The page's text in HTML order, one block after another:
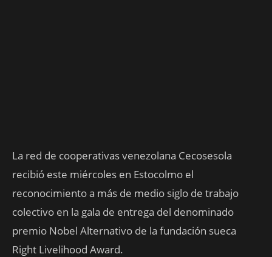
La red de cooperativas venezolana Cecosesola
recibió este miércoles en Estocolmo el
reconocimiento a más de medio siglo de trabajo
colectivo en la gala de entrega del denominado
premio Nobel Alternativo de la fundación sueca
Right Livelihood Award.